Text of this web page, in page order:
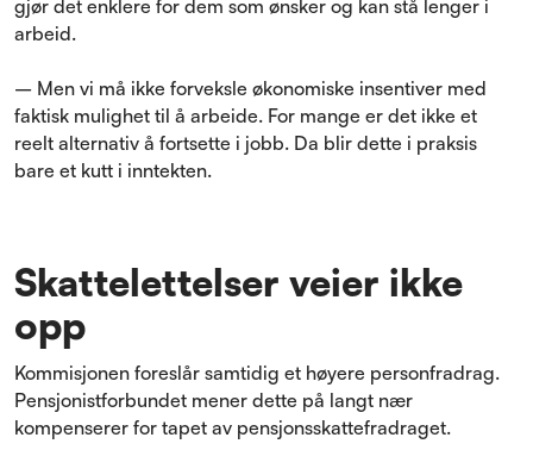
gjør det enklere for dem som ønsker og kan stå lenger i
arbeid.
– Men vi må ikke forveksle økonomiske insentiver med
faktisk mulighet til å arbeide. For mange er det ikke et
reelt alternativ å fortsette i jobb. Da blir dette i praksis
bare et kutt i inntekten.
Skattelettelser veier ikke
opp
Kommisjonen foreslår samtidig et høyere personfradrag.
Pensjonistforbundet mener dette på langt nær
kompenserer for tapet av pensjonsskattefradraget.